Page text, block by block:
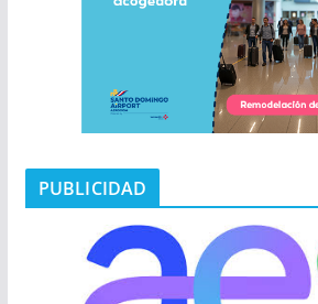
PUBLICIDAD